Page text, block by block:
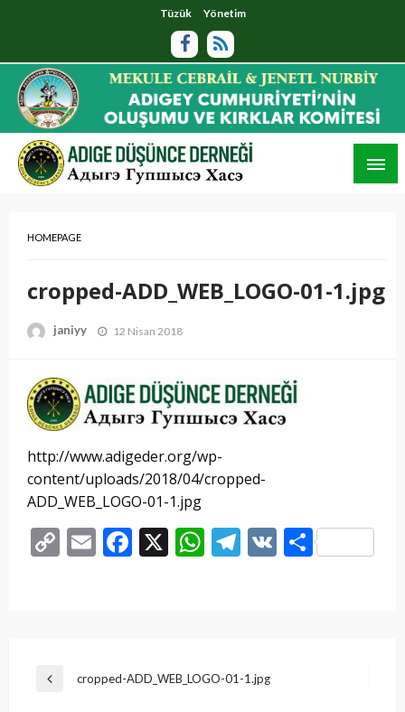
Tüzük Yönetim
HOMEPAGE
cropped-ADD_WEB_LOGO-01-1.jpg
janiyy 12 Nisan 2018
http://www.adigeder.org/wp-
content/uploads/2018/04/cropped-
ADD_WEB_LOGO-01-1.jpg
CopyEmailFacebook
X WhatsApp
Telegram
VKShare
Yazı
Previouscropped-ADD_WEB_LOGO-01-1.jpg